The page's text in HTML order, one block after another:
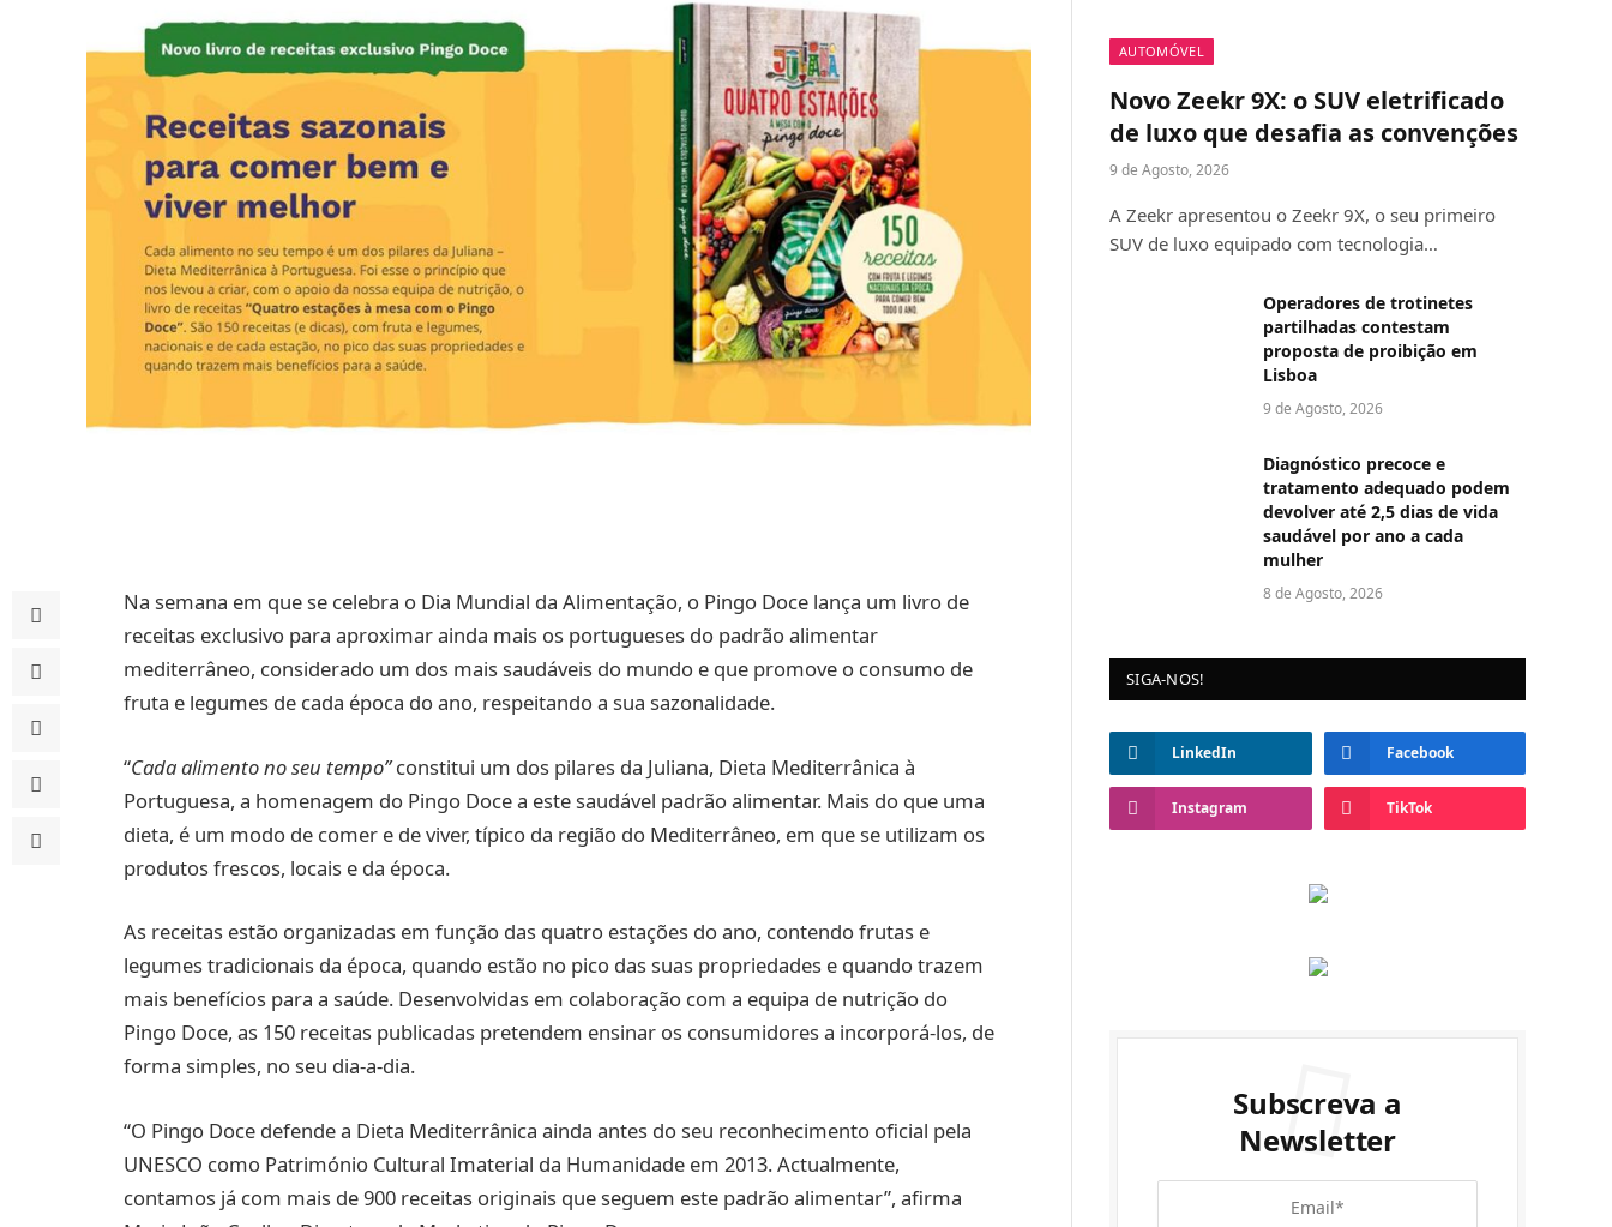
Na semana em que se celebra o Dia Mundial da Alimentação, o Pingo Doce lança um livro de
receitas exclusivo para aproximar ainda mais os portugueses do padrão alimentar
mediterrâneo, considerado um dos mais saudáveis do mundo e que promove o consumo de
fruta e legumes de cada época do ano, respeitando a sua sazonalidade.
“Cada alimento no seu tempo”constitui um dos pilares da Juliana, Dieta Mediterrânica à
Portuguesa, a homenagem do Pingo Doce a este saudável padrão alimentar. Mais do que uma
dieta, é um modo de comer e de viver, típico da região do Mediterrâneo, em que se utilizam os
produtos frescos, locais e da época.
As receitas estão organizadas em função das quatro estações do ano, contendo frutas e
legumes tradicionais da época, quando estão no pico das suas propriedades e quando trazem
mais benefícios para a saúde. Desenvolvidas em colaboração com a equipa de nutrição do
Pingo Doce, as 150 receitas publicadas pretendem ensinar os consumidores a incorporá-los, de
forma simples, no seu dia-a-dia.
“O Pingo Doce defende a Dieta Mediterrânica ainda antes do seu reconhecimento oficial pela
UNESCO como Património Cultural Imaterial da Humanidade em 2013. Actualmente,
contamos já com mais de 900 receitas originais que seguem este padrão alimentar”, afirma
AUTOMÓVEL
Novo Zeekr 9X: o SUV eletrificado
de luxo que desafia as convenções
9 de Agosto, 2026
A Zeekr apresentou o Zeekr 9X, o seu primeiro
SUV de luxo equipado com tecnologia…
Operadores de trotinetes
partilhadas contestam
proposta de proibição em
Lisboa
9 de Agosto, 2026
Diagnóstico precoce e
tratamento adequado podem
devolver até 2,5 dias de vida
saudável por ano a cada
mulher
8 de Agosto, 2026
SIGA-NOS!
LinkedIn Facebook
Instagram TikTok
Subscreva a
Newsletter